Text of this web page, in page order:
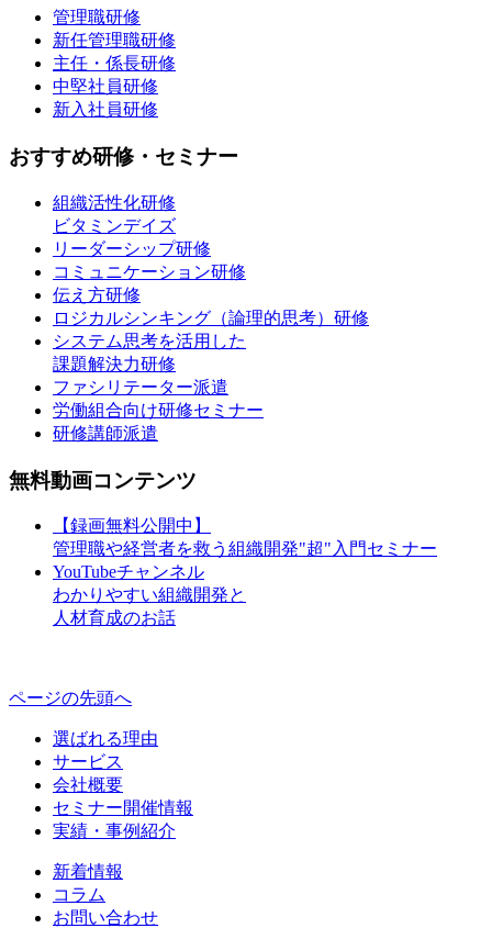
管理職研修
新任管理職研修
主任・係長研修
中堅社員研修
新入社員研修
おすすめ研修・セミナー
組織活性化研修
ビタミンデイズ
リーダーシップ研修
コミュニケーション研修
伝え方研修
ロジカルシンキング（論理的思考）研修
システム思考を活用した
課題解決力研修
ファシリテーター派遣
労働組合向け研修セミナー
研修講師派遣
無料動画コンテンツ
【録画無料公開中】
管理職や経営者を救う組織開発"超"入門セミナー
YouTubeチャンネル
わかりやすい組織開発と
人材育成のお話
ページの先頭へ
選ばれる理由
サービス
会社概要
セミナー開催情報
実績・事例紹介
新着情報
コラム
お問い合わせ